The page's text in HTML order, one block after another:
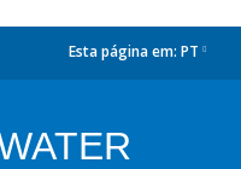
Esta página em: PT